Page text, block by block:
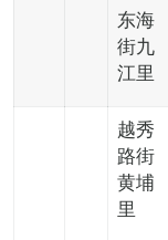
东海
街九
江里
越秀
路街
黄埔
里